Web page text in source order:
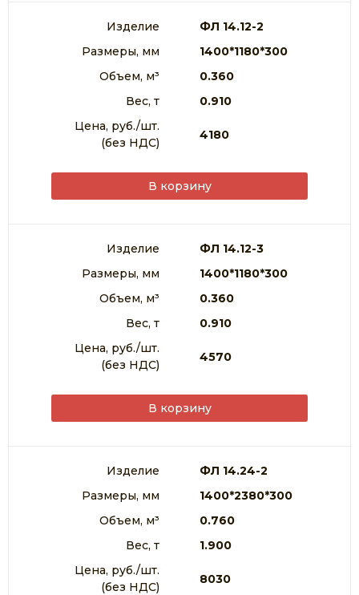
Изделие
ФЛ 14.12-2
Размеры, мм
1400*1180*300
Объем, м³
0.360
Вес, т
0.910
Цена, руб./шт.
(без НДС)
4180
В корзину
Изделие
ФЛ 14.12-3
Размеры, мм
1400*1180*300
Объем, м³
0.360
Вес, т
0.910
Цена, руб./шт.
(без НДС)
4570
В корзину
Изделие
ФЛ 14.24-2
Размеры, мм
1400*2380*300
Объем, м³
0.760
Вес, т
1.900
Цена, руб./шт.
(без НДС)
8030